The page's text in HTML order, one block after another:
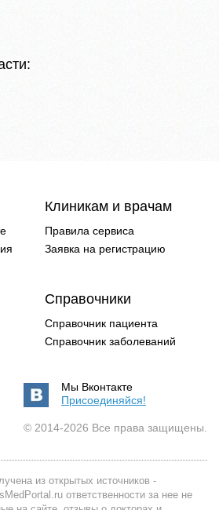
Клиникам и врачам
Правила сервиса
Заявка на регистрацию
Справочники
Справочник пациента
Справочник заболеваний
Мы Вконтакте
Присоединяйся!
© 2014-2026 Все права защищены.
из открытых источников -
ответственности за нее не